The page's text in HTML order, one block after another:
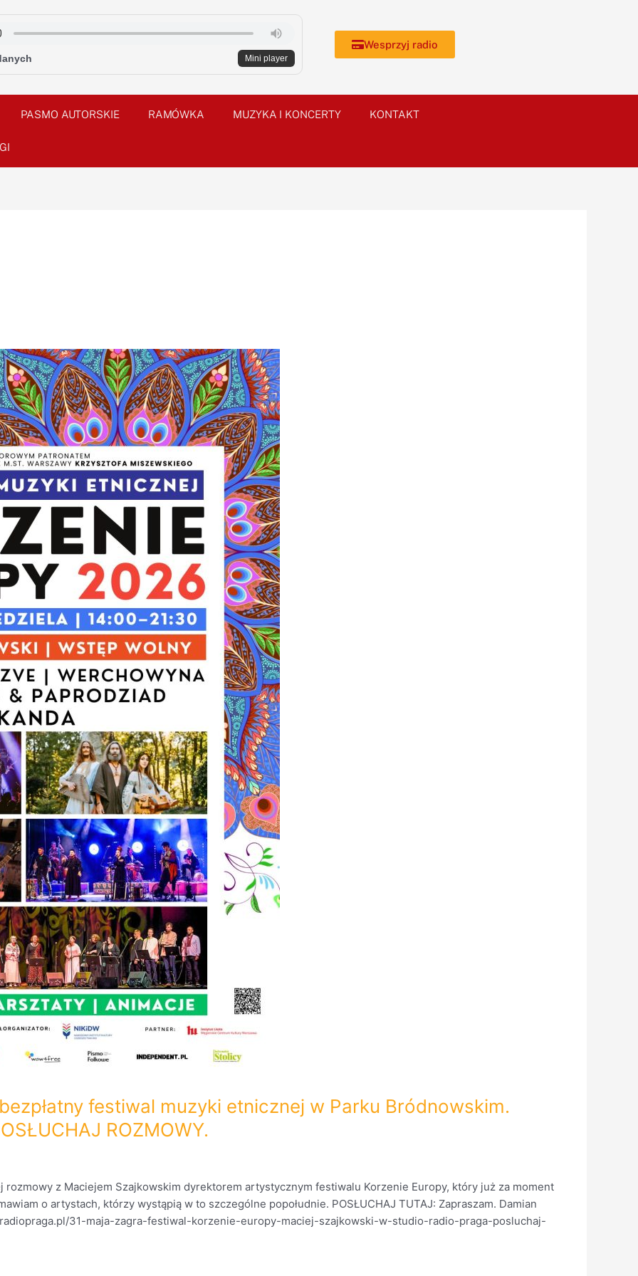
Mini player
Wesprzyj radio
PASMO AUTORSKIE RAMÓWKA MUZYKA I KONCERTY KONTAKT
festiwal muzyki etnicznej w Parku Bródnowskim.
ROZMOWY.
rozmowy z Maciejem Szajkowskim dyrektorem artystycznym festiwalu Korzenie Europy, który już za moment
o artystach, którzy wystąpią w to szczególne popołudnie. POSŁUCHAJ TUTAJ: Zapraszam. Damian
31-maja-zagra-festiwal-korzenie-europy-maciej-szajkowski-w-studio-radio-praga-posluchaj-